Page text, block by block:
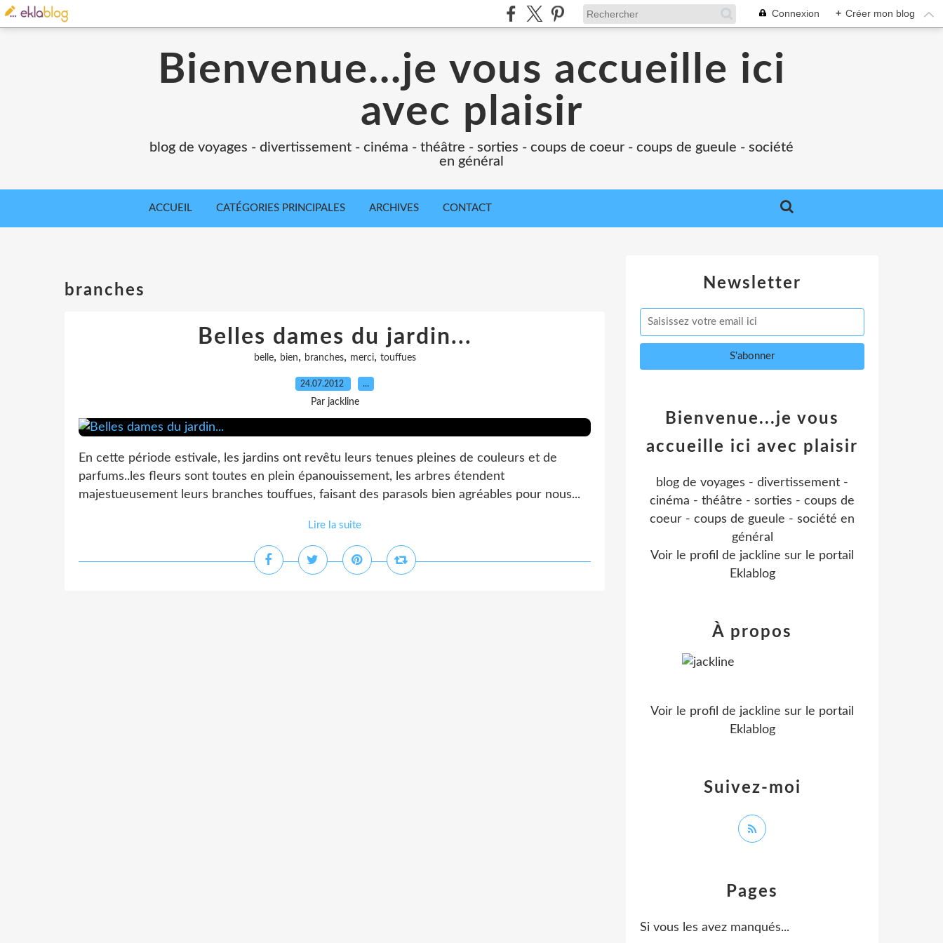
Connexion + Créer mon blog
Bienvenue...je vous accueille ici
avec plaisir
blog de voyages - divertissement - cinéma - théâtre - sorties - coups de coeur - coups de gueule - société
en général
ACCUEIL CATÉGORIES PRINCIPALES ARCHIVES CONTACT
branches
Belles dames du jardin...
belle, bien, branches, merci, touffues
24.07.2012 …
Par jackline
En cette période estivale, les jardins ont revêtu leurs tenues pleines de couleurs et de
parfums..les fleurs sont toutes en plein épanouissement, les arbres étendent
majestueusement leurs branches touffues, faisant des parasols bien agréables pour nous...
Lire la suite
Newsletter
Pages
Si vous les avez manqués...
Bienvenue...je vous
accueille ici avec plaisir
blog de voyages - divertissement -
cinéma - théâtre - sorties - coups de
coeur - coups de gueule - société en
général
Voir le profil de jackline sur le portail
Eklablog
Suivez-moi
À propos
Voir le profil de jackline sur le portail
Eklablog